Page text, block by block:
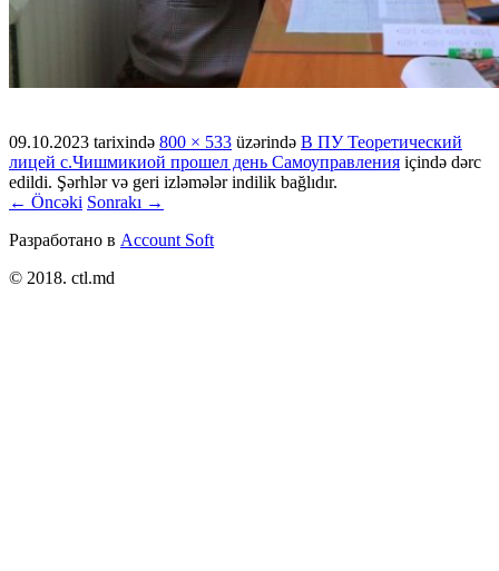
09.10.2023 tarixində 800 × 533 üzərində В ПУ Теоретический
лицей с.Чишмикиой прошел день Самоуправления içində dərc
edildi. Şərhlər və geri izləmələr indilik bağlıdır.
← Öncəki Sonrakı →
Разработано в Account Soft
© 2018. ctl.md